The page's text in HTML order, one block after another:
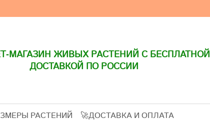
МАГАЗИН ЖИВЫХ РАСТЕНИЙ С БЕСПЛАТНОЙ
ДОСТАВКОЙ ПО РОССИИ
РАСТЕНИЙ 🚀ДОСТАВКА И ОПЛАТА